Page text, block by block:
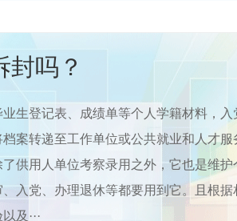
吗？
生登记表、成绩单等个人学籍材料，入
案转递至工作单位或公共就业和人才服
供用人单位考察录用之外，它也是维护
入党、办理退休等都要用到它。且根据
及···